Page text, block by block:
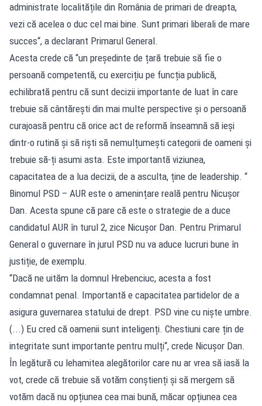
administrate localitățile din România de primari de dreapta,
vezi că acelea o duc cel mai bine. Sunt primari liberali de mare
succes“, a declarant Primarul General.
Acesta crede că “un președinte de țară trebuie să fie o
persoană competentă, cu exercițiu pe funcția publică,
echilibrată pentru că sunt decizii importante de luat în care
trebuie să cântărești din mai multe perspective și o persoană
curajoasă pentru că orice act de reformă înseamnă să ieși
dintr-o rutină și să riști să nemulțumești categorii de oameni și
trebuie să-ți asumi asta. Este importantă viziunea,
capacitatea de a lua decizii, de a asculta, ține de leadership. “
Binomul PSD – AUR este o amenințare reală pentru Nicușor
Dan. Acesta spune că pare că este o strategie de a duce
candidatul AUR în turul 2, zice Nicușor Dan. Pentru Primarul
General o guvernare în jurul PSD nu va aduce lucruri bune în
justiție, de exemplu.
“Dacă ne uităm la domnul Hrebenciuc, acesta a fost
condamnat penal. Importantă e capacitatea partidelor de a
asigura guvernarea statului de drept. PSD vine cu niște umbre.
(...) Eu cred că oamenii sunt inteligenți. Chestiuni care țin de
integritate sunt importante pentru mulți“, crede Nicușor Dan.
În legătură cu lehamitea alegătorilor care nu ar vrea să iasă la
vot, crede că trebuie să votăm conștienți și să mergem să
votăm dacă nu opțiunea cea mai bună, măcar opțiunea cea